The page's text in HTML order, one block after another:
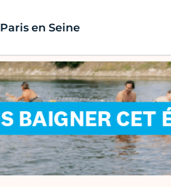
Paris en Seine